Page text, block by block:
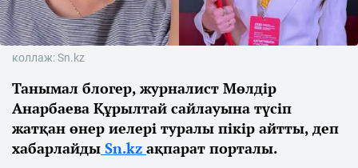
коллаж: Sn.kz
Танымал блогер, журналист Мөлдір
Анарбаева Құрылтай сайлауына түсіп
жатқан өнер иелері туралы пікір айтты, деп
хабарлайды Sn.kz ақпарат порталы.